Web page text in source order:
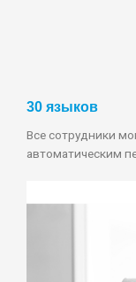
30 языков
Все сотрудники
автоматическим